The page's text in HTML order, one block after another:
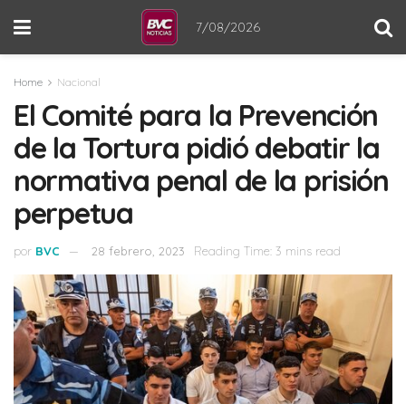
7/08/2026
Home Nacional
El Comité para la Prevención
de la Tortura pidió debatir la
normativa penal de la prisión
perpetua
por BVC 28 febrero, 2023 Reading Time: 3 mins read